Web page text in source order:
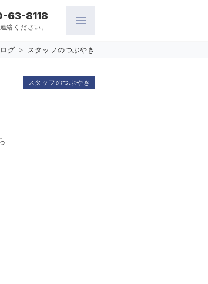
63-8118
絡ください。
グ > スタッフのつぶやき
スタッフのつぶやき